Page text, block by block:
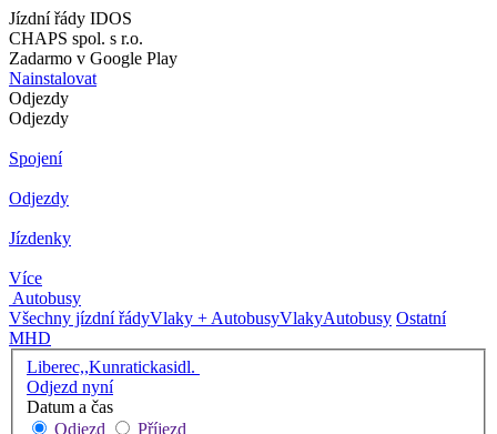
Jízdní řády IDOS
CHAPS spol. s r.o.
Zadarmo v Google Play
Nainstalovat
Odjezdy
Odjezdy
Spojení
Odjezdy
Jízdenky
Více
Autobusy
Všechny jízdní řádyVlaky + AutobusyVlakyAutobusy Ostatní
MHD
Liberec,,Kunratickasidl.
Odjezd nyní
Datum a čas
Odjezd
Příjezd